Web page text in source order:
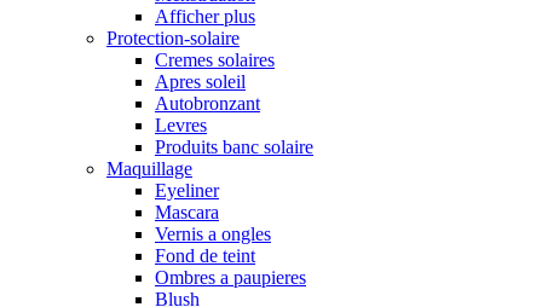
Afficher plus
Protection-solaire
Cremes solaires
Apres soleil
Autobronzant
Levres
Produits banc solaire
Maquillage
Eyeliner
Mascara
Vernis a ongles
Fond de teint
Ombres a paupieres
Blush